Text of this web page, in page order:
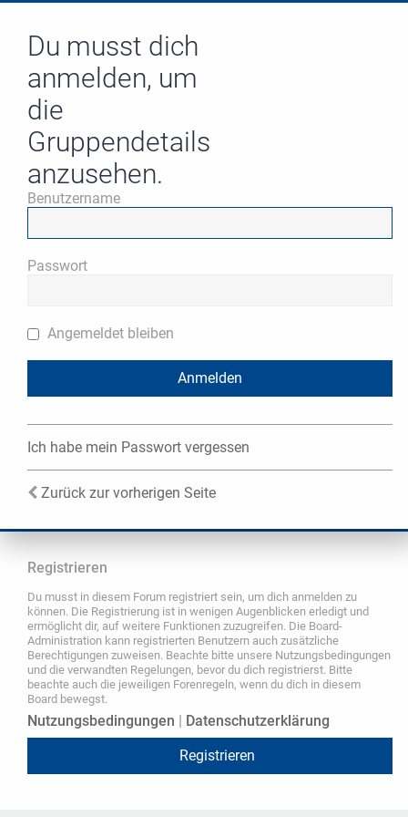
Du musst dich
anmelden, um
die
Gruppendetails
anzusehen.
Benutzername
Passwort
Angemeldet bleiben
Ich habe mein Passwort vergessen
Zurück zur vorherigen Seite
Registrieren
Du musst in diesem Forum registriert sein, um dich anmelden zu
können. Die Registrierung ist in wenigen Augenblicken erledigt und
ermöglicht dir, auf weitere Funktionen zuzugreifen. Die Board-
Administration kann registrierten Benutzern auch zusätzliche
Berechtigungen zuweisen. Beachte bitte unsere Nutzungsbedingungen
und die verwandten Regelungen, bevor du dich registrierst. Bitte
beachte auch die jeweiligen Forenregeln, wenn du dich in diesem
Board bewegst.
Nutzungsbedingungen
Datenschutzerklärung
Registrieren